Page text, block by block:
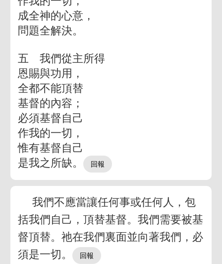
成全神的心意，
問題全解決。
五 我們從主所得
恩賜與功用，
全都不能頂替
基督的內容；
必須基督自己
作我的一切，
惟有基督自己
是我之所缺。
我們不應當讓任何事或任何人，包
括我們自己，頂替基督。我們需要被基
督頂替。祂在我們裏面並向著我們，必
須是一切。